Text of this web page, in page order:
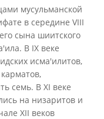
мусульманской
в середине VIII
сына шиитского
В IX веке
исма'илитов,
семь. В XI веке
на низаритов и
XII веков